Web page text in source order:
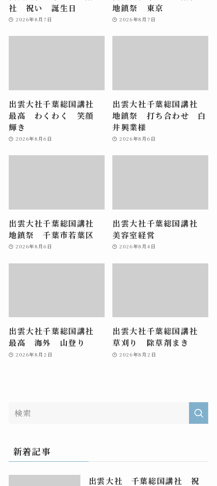
社 祝い 誕生日
2026年8月7日
地鎮祭 東京
2026年8月7日
出雲大社千葉総国講社
最高 わくわく 笑顔
輝き
2026年8月6日
出雲大社千葉総国講社
地鎮祭 打ち合わせ 白
井興業様
2026年8月6日
出雲大社千葉総国講社
地鎮祭 千葉市若葉区
2026年8月6日
出雲大社千葉総国講社
美容室経営
2026年8月4日
出雲大社千葉総国講社
最高 海外 山登り
2026年8月2日
出雲大社千葉総国講社
草刈り 除草剤まき
2026年8月2日
新着記事
出雲大社 千葉総国講社 祝